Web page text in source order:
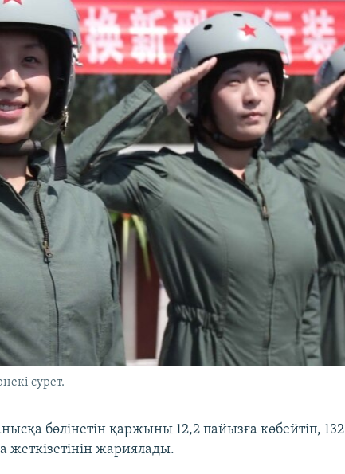
сурет.
бөлінетін қаржыны 12,2 пайызға көбейтіп, 132
жариялады.